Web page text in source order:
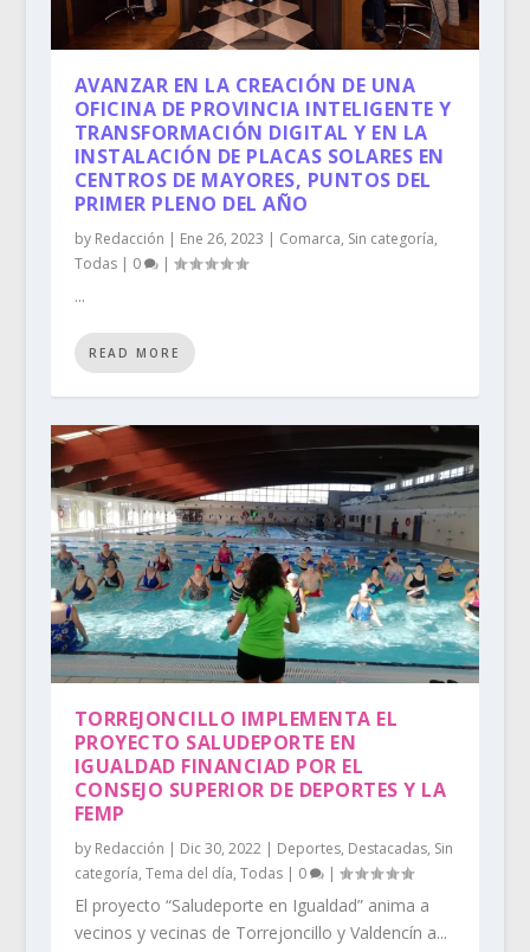
AVANZAR EN LA CREACIÓN DE UNA
OFICINA DE PROVINCIA INTELIGENTE Y
TRANSFORMACIÓN DIGITAL Y EN LA
INSTALACIÓN DE PLACAS SOLARES EN
CENTROS DE MAYORES, PUNTOS DEL
PRIMER PLENO DEL AÑO
by Redacción | Ene 26, 2023 | Comarca, Sin categoría,
Todas| 0 |
...
READ MORE
TORREJONCILLO IMPLEMENTA EL
PROYECTO SALUDEPORTE EN
IGUALDAD FINANCIAD POR EL
CONSEJO SUPERIOR DE DEPORTES Y LA
FEMP
by Redacción | Dic 30, 2022| Deportes, Destacadas, Sin
categoría, Tema del día, Todas| 0 |
El proyecto “Saludeporte en Igualdad” anima a
vecinos y vecinas de Torrejoncillo y Valdencín a...